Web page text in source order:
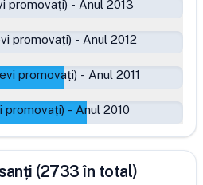
promovați) - Anul 2013
promovați) - Anul 2012
promovați) - Anul 2011
promovați) - Anul 2010
(2733 în total)